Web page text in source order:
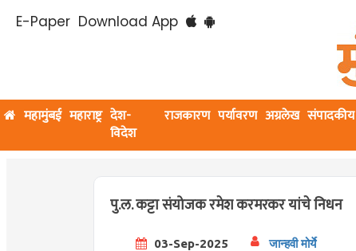
E-Paper Download App
महामुंबई महाराष्ट्र देश-
विदेश
राजकारण पर्यावरण अग्रलेख संपादकीय
पु.ल. कट्टा संयोजक रमेश करमरकर यांचे निधन
03-Sep-2025 जान्हवी मोर्ये